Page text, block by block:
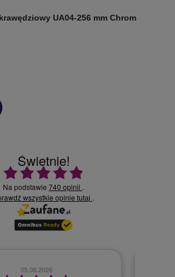
UA04-256 mm Chrom
Świetnie!
Ocena średnia 4.9 na 5
Na podstawie 740 opinii .
wszystkie opinie tutaj .